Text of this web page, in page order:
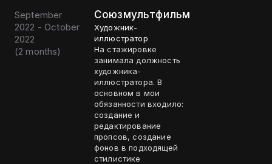
September
2022 - October
2022
(2 months)
Союзмультфильм
Художник-
иллюстратор
На стажировке
занимала должность
художника-
иллюстратора. В
основном в мои
обязанности входило:
создание и
редактирование
пропсов, создание
фонов в подходящей
стилистике